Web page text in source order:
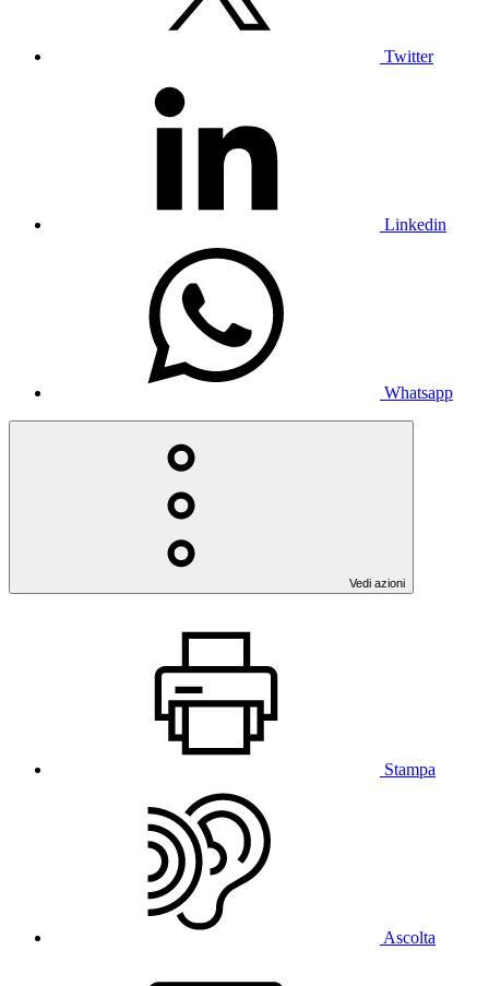
Twitter
Linkedin
Whatsapp
Vedi azioni
Stampa
Ascolta